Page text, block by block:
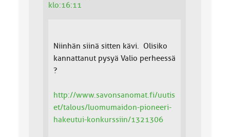
klo:16:11
Niinhän siinä sitten kävi. Olisiko
kannattanut pysyä Valio perheessä
?
http://www.savonsanomat.fi/uutis
et/talous/luomumaidon-pioneeri-
hakeutui-konkurssiin/1321306